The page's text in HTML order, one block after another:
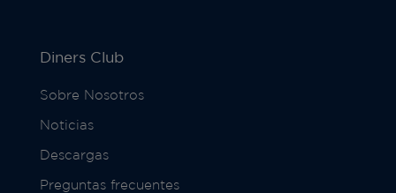
Diners Club
Sobre Nosotros
Noticias
Descargas
Preguntas frecuentes